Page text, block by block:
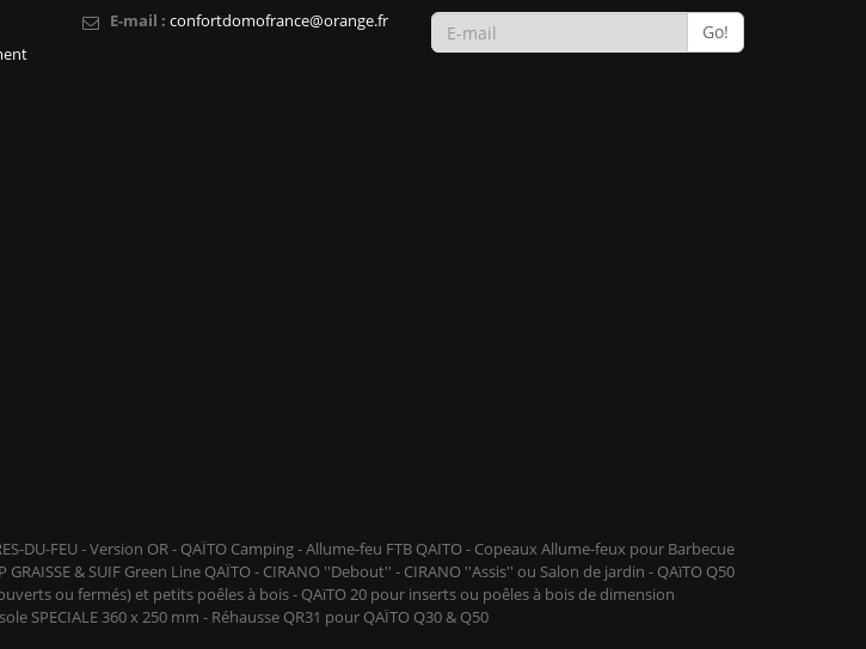
E-mail : confortdomofrance@orange.fr Go!
DU-FEU - Version OR - QAÏTO Camping - Allume-feu FTB QAITO - Copeaux Allume-feux pour Barbecue
& SUIF Green Line QAÏTO - CIRANO ''Debout'' - CIRANO ''Assis'' ou Salon de jardin - QAïTO Q50
ou fermés) et petits poêles à bois - QAïTO 20 pour inserts ou poêles à bois de dimension
SPECIALE 360 x 250 mm - Réhausse QR31 pour QAÏTO Q30 & Q50